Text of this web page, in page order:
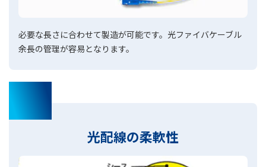
必要な長さに合わせて製造が可能です。光ファイバケーブル
余長の管理が容易となります。
03
光配線の柔軟性